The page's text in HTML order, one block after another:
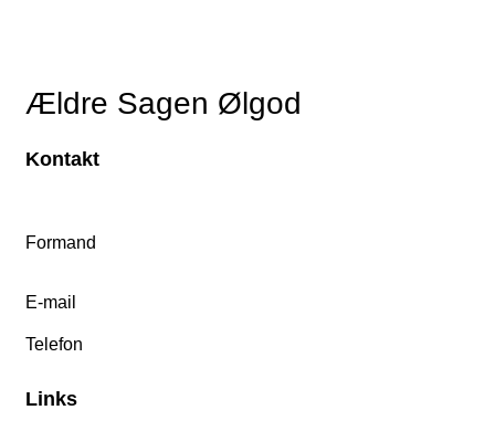
Ældre Sagen Ølgod
Kontakt
Formand
E-mail
Telefon
Links